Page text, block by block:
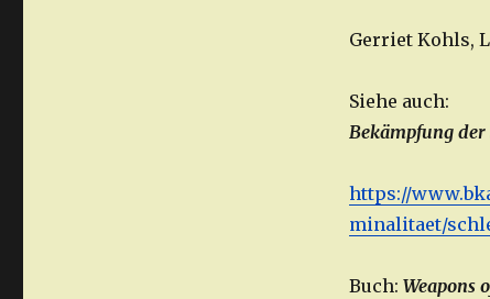
Gerriet Kohls,
Siehe auch:
Bekämpfung
https://
minalitaet/
Buch: Weapons